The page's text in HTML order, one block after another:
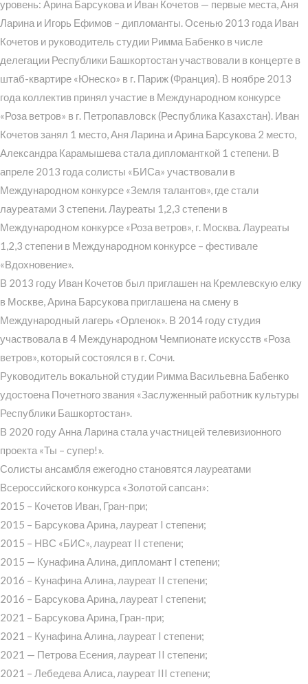
уровень: Арина Барсукова и Иван Кочетов — первые места, Аня
Ларина и Игорь Ефимов – дипломанты. Осенью 2013 года Иван
Кочетов и руководитель студии Римма Бабенко в числе
делегации Республики Башкортостан участвовали в концерте в
штаб-квартире «Юнеско» в г. Париж (Франция). В ноябре 2013
года коллектив принял участие в Международном конкурсе
«Роза ветров» в г. Петропавловск (Республика Казахстан). Иван
Кочетов занял 1 место, Аня Ларина и Арина Барсукова 2 место,
Александра Карамышева стала дипломанткой 1 степени. В
апреле 2013 года солисты «БИСа» участвовали в
Международном конкурсе «Земля талантов», где стали
лауреатами 3 степени. Лауреаты 1,2,3 степени в
Международном конкурсе «Роза ветров», г. Москва. Лауреаты
1,2,3 степени в Международном конкурсе – фестивале
«Вдохновение».
В 2013 году Иван Кочетов был приглашен на Кремлевскую елку
в Москве, Арина Барсукова приглашена на смену в
Международный лагерь «Орленок». В 2014 году студия
участвовала в 4 Международном Чемпионате искусств «Роза
ветров», который состоялся в г. Сочи.
Руководитель вокальной студии Римма Васильевна Бабенко
удостоена Почетного звания «Заслуженный работник культуры
Республики Башкортостан».
В 2020 году Анна Ларина стала участницей телевизионного
проекта «Ты – супер!».
Солисты ансамбля ежегодно становятся лауреатами
Всероссийского конкурса «Золотой сапсан»:
2015 – Кочетов Иван, Гран-при;
2015 – Барсукова Арина, лауреат I степени;
2015 – НВС «БИС», лауреат II степени;
2015 — Кунафина Алина, дипломант I степени;
2016 – Кунафина Алина, лауреат II степени;
2016 – Барсукова Арина, лауреат I степени;
2021 – Барсукова Арина, Гран-при;
2021 – Кунафина Алина, лауреат I степени;
2021 — Петрова Есения, лауреат II степени;
2021 – Лебедева Алиса, лауреат III степени;